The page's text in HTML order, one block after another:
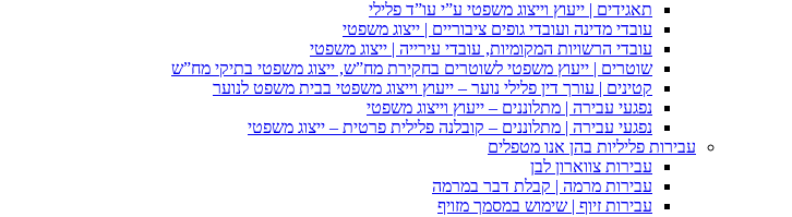
תאגידים | ייעוץ וייצוג משפטי ע”י עו”ד פלילי
עובדי מדינה ועובדי גופים ציבוריים | ייצוג משפטי
עובדי הרשויות המקומיות, עובדי עירייה | ייצוג משפטי
שוטרים | ייעוץ משפטי לשוטרים בחקירת מח”ש, ייצוג משפטי בתיקי מח”ש
קטינים | עורך דין פלילי נוער – ייעוץ וייצוג משפטי בבית משפט לנוער
נפגעי עבירה | מתלוננים – ייעוץ וייצוג משפטי
נפגעי עבירה | מתלוננים – קובלנה פלילית פרטית – ייצוג משפטי
עבירות פליליות בהן אנו מטפלים
עבירות צווארון לבן
עבירות מרמה | קבלת דבר במרמה
עבירות זיוף | שימוש במסמך מזויף